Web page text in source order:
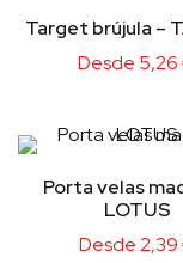
Target brújula –
Desde 5,26
Porta velas
LOTUS
Desde2,39